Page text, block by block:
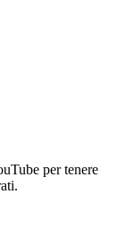
per tenere